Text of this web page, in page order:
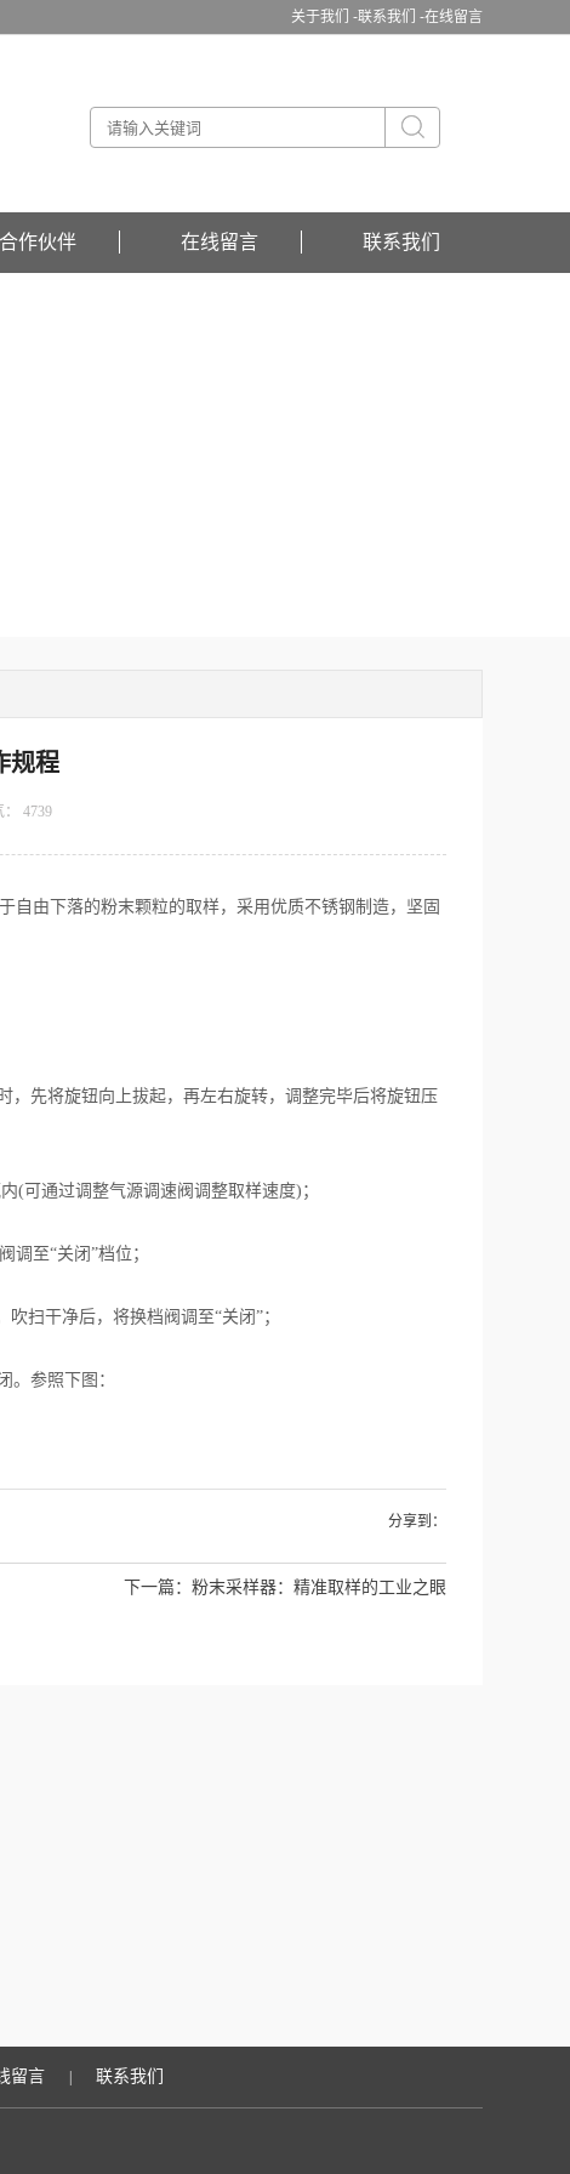
关于我们 -联系我们 -在线留言
合作伙伴 在线留言 联系我们
规程
4739
由下落的粉末颗粒的取样，采用优质不锈钢制造，坚固
先将旋钮向上拔起，再左右旋转，调整完毕后将旋钮压
可通过调整气源调速阀调整取样速度)；
至“关闭”档位；
扫干净后，将换档阀调至“关闭”；
参照下图：
分享到：
下一篇： 粉末采样器：精准取样的工业之眼
留言 联系我们